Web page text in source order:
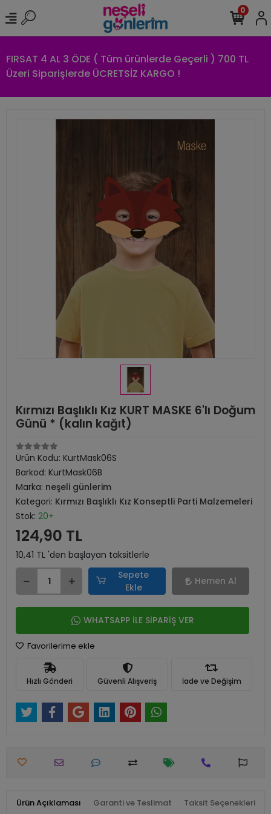
FIRSAT 4 AL 3 ÖDE ( Tüm ürünlerde Geçerli ) 700 TL
Üzeri Siparişlerde ÜCRETSİZ KARGO !
0
Kırmızı Başlıklı Kız KURT MASKE 6'lı Doğum
Günü * (kalın kağıt)
Ürün Kodu: KurtMask06S
Barkod: KurtMask06B
Marka: neşeli günlerim
Kategori: Kırmızı Başlıklı Kız Konseptli Parti Malzemeleri
Stok: 20+
124,90 TL
10,41 TL 'den başlayan taksitlerle
Sepete
Ekle
Hemen Al
WHATSAPP İLE SİPARİŞ VER
Favorilerime ekle
Hızlı Gönderi Güvenli Alışveriş İade ve Değişim
Ürün Açıklaması Garanti ve Teslimat Taksit Seçenekleri